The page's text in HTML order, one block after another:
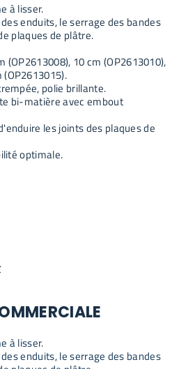
à lisser.
enduits, le serrage des bandes
plaques de plâtre.
(OP2613008), 10 cm (OP2613010),
(OP2613015).
polie brillante.
bi-matière avec embout
les joints des plaques de
optimale.
à lisser.
enduits, le serrage des bandes